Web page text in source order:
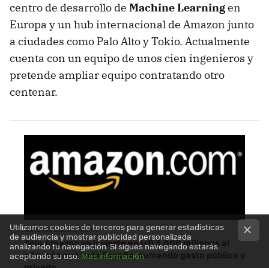
centro de desarrollo de Machine Learningen
Europa y un hub internacional de Amazon junto
a ciudades como Palo Alto y Tokio. Actualmente
cuenta con un equipo de unos cien ingenieros y
pretende ampliar equipo contratando otro
centenar.
EN EL BLOG SALMÓN
Sólo Amazon ya invierte en I+D 5.000 millones al
año más que toda España, sumando gasto público y
Utilizamos cookies de terceros para generar estadísticas
de audiencia y mostrar publicidad personalizada
analizando tu navegación. Si sigues navegando estarás
aceptando su uso. Más información